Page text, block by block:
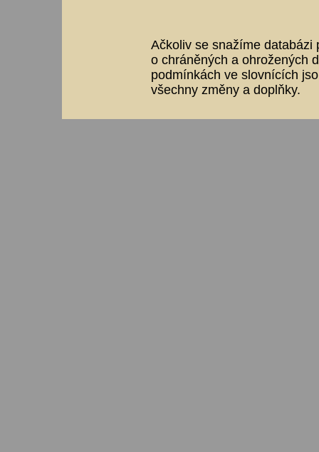
Ačkoliv se snažíme databázi
o chráněných a ohrožených
podmínkách ve slovnících
všechny změny a doplňky.